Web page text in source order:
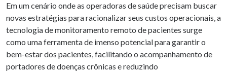
Em um cenário onde as operadoras de saúde precisam buscar
novas estratégias para racionalizar seus custos operacionais, a
tecnologia de monitoramento remoto de pacientes surge
como uma ferramenta de imenso potencial para garantir o
bem-estar dos pacientes, facilitando o acompanhamento de
portadores de doenças crônicas e reduzindo